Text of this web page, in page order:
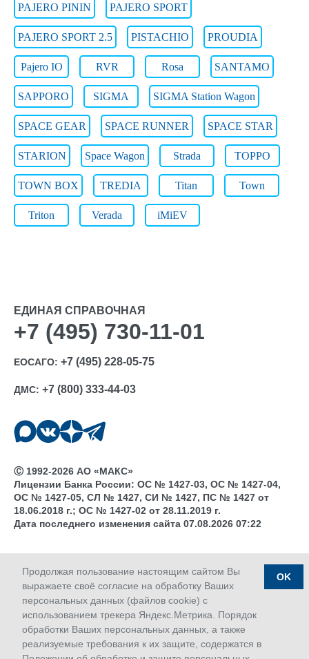
PAJERO PININ PAJERO SPORT
PAJERO SPORT 2.5 PISTACHIO PROUDIA
Pajero IO RVR Rosa SANTAMO
SAPPORO SIGMA SIGMA Station Wagon
SPACE GEAR SPACE RUNNER SPACE STAR
STARION Space Wagon Strada TOPPO
TOWN BOX TREDIA Titan Town
Triton Verada iMiEV
Продолжая пользование настоящим сайтом Вы
выражаете своё согласие на обработку Ваших
персональных данных (файлов cookie) с
использованием трекера Яндекс.Метрика. Порядок
обработки Ваших персональных данных, а также
реализуемые требования к их защите, содержатся в
OK
ЕДИНАЯ СПРАВОЧНАЯ
+7 (495) 730-11-01
ЕОСАГО: +7 (495) 228-05-75
ДМС: +7 (800) 333-44-03
Ⓒ 1992-2026 АО «МАКС»
Лицензии Банка России: ОС № 1427-03, ОС № 1427-04,
ОС № 1427-05, СЛ № 1427, СИ № 1427, ПС № 1427 от
18.06.2018 г.; ОС № 1427-02 от 28.11.2019 г.
Дата последнего изменения сайта 07.08.2026 07:22